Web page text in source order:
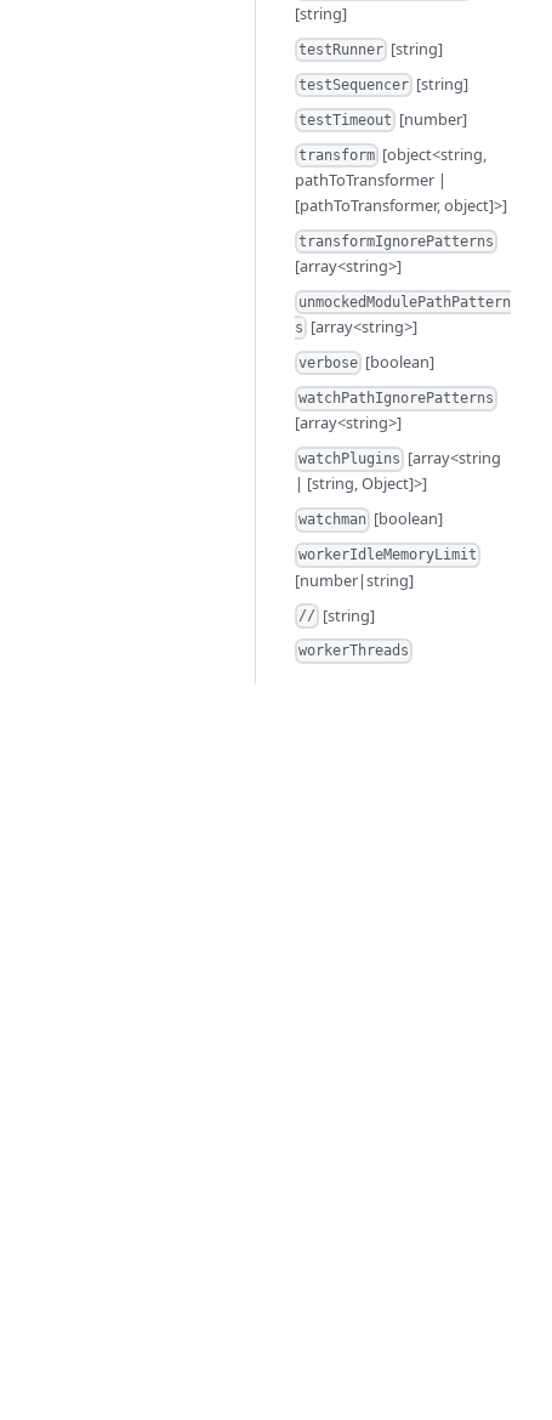
[string]
testRunner [string]
testSequencer [string]
testTimeout [number]
transform [object<string,
pathToTransformer |
[pathToTransformer, object]>]
transformIgnorePatterns
[array<string>]
unmockedModulePathPattern
s [array<string>]
verbose [boolean]
watchPathIgnorePatterns
[array<string>]
watchPlugins [array<string
| [string, Object]>]
watchman [boolean]
workerIdleMemoryLimit
[number|string]
// [string]
workerThreads